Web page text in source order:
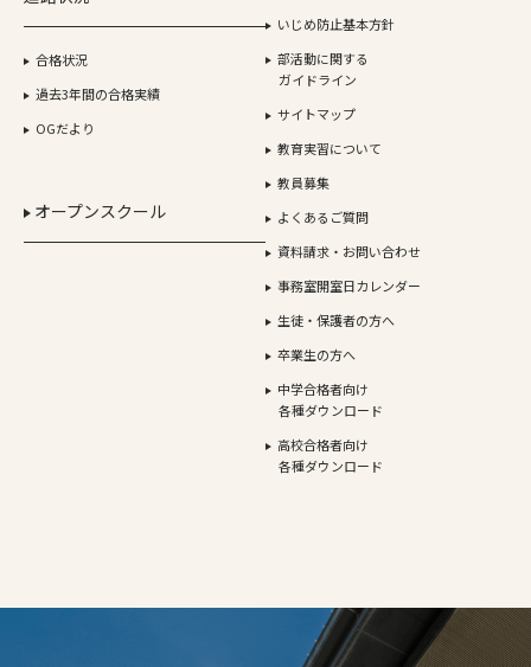
合格状況
過去3年間の合格実績
OGだより
オープンスクール
いじめ防止基本方針
部活動に関する
ガイドライン
サイトマップ
教育実習について
教員募集
よくあるご質問
資料請求・お問い合わせ
事務室開室日カレンダー
生徒・保護者の方へ
卒業生の方へ
中学合格者向け
各種ダウンロード
高校合格者向け
各種ダウンロード